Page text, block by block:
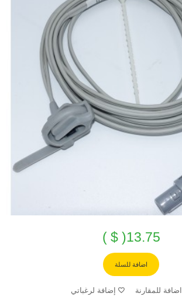
13.75( $ )
اضافة للسلة
اضافة للمقارنة إضافة لرغباتي